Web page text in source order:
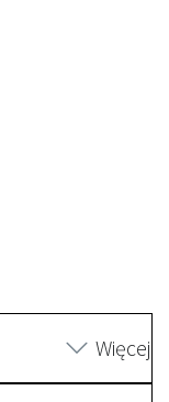
Więcej